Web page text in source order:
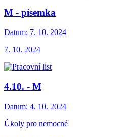
M - písemka
Datum: 7. 10. 2024
7. 10. 2024
4.10. - M
Datum: 4. 10. 2024
Úkoly pro nemocné